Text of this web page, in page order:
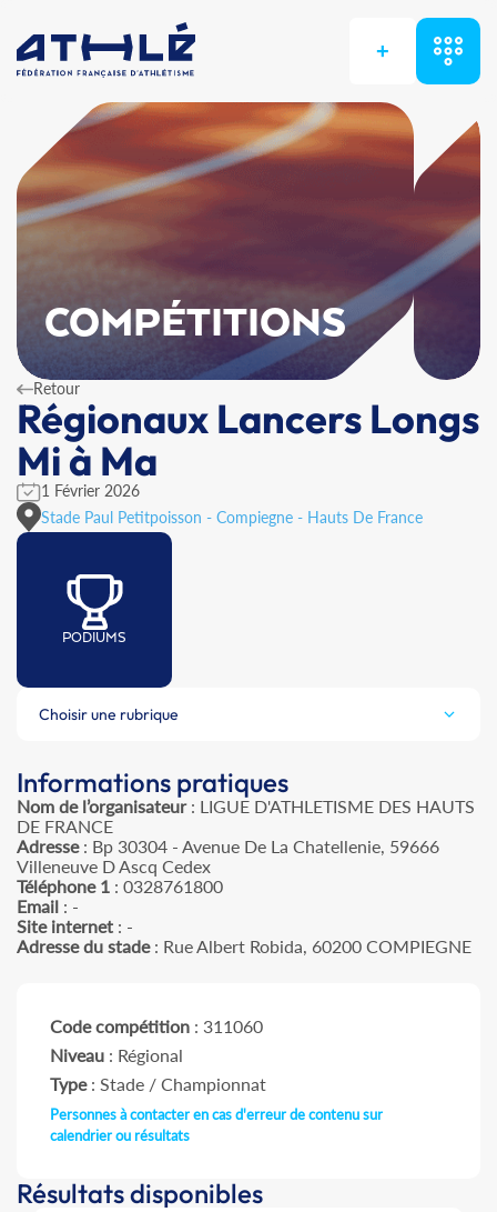
+
COMPÉTITIONS
Retour
Régionaux Lancers Longs
Mi à Ma
1 Février 2026
Stade Paul Petitpoisson - Compiegne - Hauts De France
PODIUMS
Choisir une rubrique
Informations pratiques
Nom de l’organisateur: LIGUE D'ATHLETISME DES HAUTS
DE FRANCE
Adresse: Bp 30304 - Avenue De La Chatellenie, 59666
Villeneuve D Ascq Cedex
Téléphone 1 : 0328761800
Email : -
Site internet : -
Adresse du stade: Rue Albert Robida, 60200 COMPIEGNE
Code compétition : 311060
Niveau : Régional
Type: Stade / Championnat
Personnes à contacter en cas d'erreur de contenu sur
calendrier ou résultats
Résultats disponibles